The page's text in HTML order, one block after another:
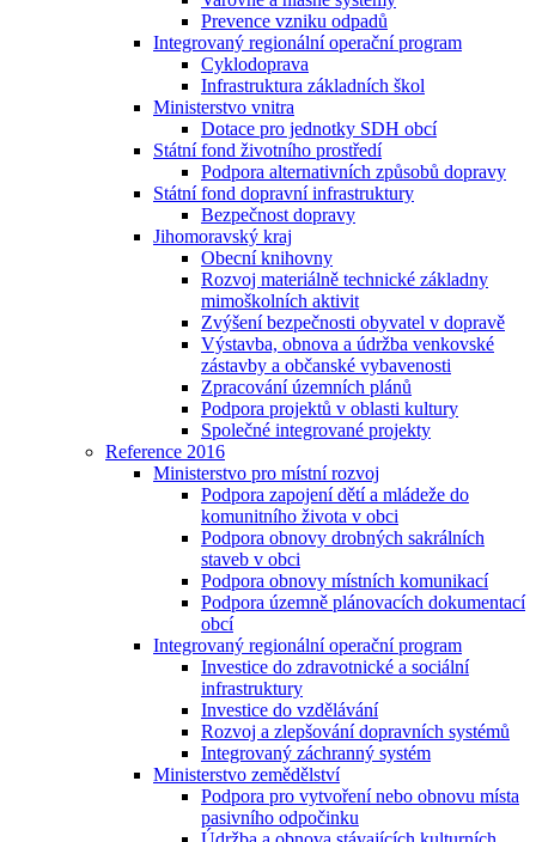
Prevence vzniku odpadů
Integrovaný regionální operační program
Cyklodoprava
Infrastruktura základních škol
Ministerstvo vnitra
Dotace pro jednotky SDH obcí
Státní fond životního prostředí
Podpora alternativních způsobů dopravy
Státní fond dopravní infrastruktury
Bezpečnost dopravy
Jihomoravský kraj
Obecní knihovny
Rozvoj materiálně technické základny
mimoškolních aktivit
Zvýšení bezpečnosti obyvatel v dopravě
Výstavba, obnova a údržba venkovské
zástavby a občanské vybavenosti
Zpracování územních plánů
Podpora projektů v oblasti kultury
Společné integrované projekty
Reference 2016
Ministerstvo pro místní rozvoj
Podpora zapojení dětí a mládeže do
komunitního života v obci
Podpora obnovy drobných sakrálních
staveb v obci
Podpora obnovy místních komunikací
Podpora územně plánovacích dokumentací
obcí
Integrovaný regionální operační program
Investice do zdravotnické a sociální
infrastruktury
Investice do vzdělávání
Rozvoj a zlepšování dopravních systémů
Integrovaný záchranný systém
Ministerstvo zemědělství
Podpora pro vytvoření nebo obnovu místa
pasivního odpočinku